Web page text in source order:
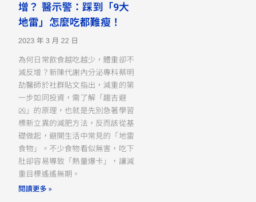
增？ 醫示警：踩到「9大
地雷」怎麼吃都難瘦！
2023 年 3 月 22 日
為何日常飲食越吃越少，體重卻不
減反增？新陳代謝內分泌專科蔡明
劼醫師於社群貼文指出，減重的第
一步如同投資，需了解「趨吉避
凶」的原理，也就是先別急著學習
標新立異的減肥方法，反而該從基
礎做起，避開生活中常見的「地雷
食物」。不少食物看似無害，吃下
肚卻容易導致「熱量爆卡」，讓減
重目標遙遙無期。
閱讀更多 »